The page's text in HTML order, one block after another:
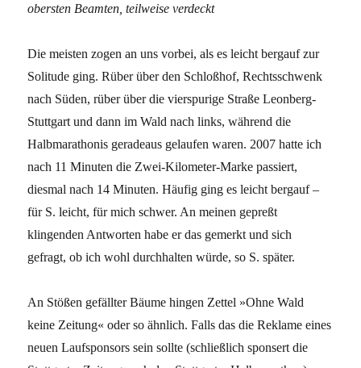
obersten Beamten, teilweise verdeckt
Die meisten zogen an uns vorbei, als es leicht bergauf zur
Solitude ging. Rüber über den Schloßhof, Rechtsschwenk
nach Süden, rüber über die vierspurige Straße Leonberg-
Stuttgart und dann im Wald nach links, während die
Halbmarathonis geradeaus gelaufen waren. 2007 hatte ich
nach 11 Minuten die Zwei-Kilometer-Marke passiert,
diesmal nach 14 Minuten. Häufig ging es leicht bergauf –
für S. leicht, für mich schwer. An meinen gepreßt
klingenden Antworten habe er das gemerkt und sich
gefragt, ob ich wohl durchhalten würde, so S. später.
An Stößen gefällter Bäume hingen Zettel »Ohne Wald
keine Zeitung« oder so ähnlich. Falls das die Reklame eines
neuen Laufsponsors sein sollte (schließlich sponsert die